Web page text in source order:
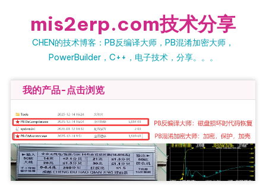
mis2erp.com技术分享
CHEN的技术博客：PB反编译大师，PB混淆加密大师，
PowerBuilder，C++，电子技术，分享。。。
我的产品-点击浏览